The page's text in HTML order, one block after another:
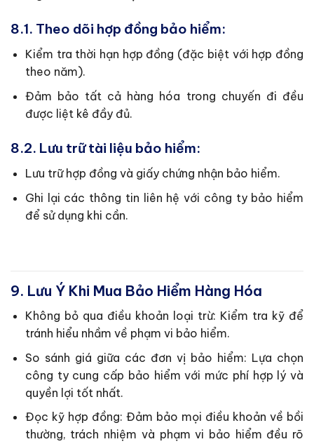
8.1. Theo dõi hợp đồng bảo hiểm:
Kiểm tra thời hạn hợp đồng (đặc biệt với hợp đồng
theo năm).
Đảm bảo tất cả hàng hóa trong chuyến đi đều
được liệt kê đầy đủ.
8.2. Lưu trữ tài liệu bảo hiểm:
Lưu trữ hợp đồng và giấy chứng nhận bảo hiểm.
Ghi lại các thông tin liên hệ với công ty bảo hiểm
để sử dụng khi cần.
9. Lưu Ý Khi Mua Bảo Hiểm Hàng Hóa
Không bỏ qua điều khoản loại trừ: Kiểm tra kỹ để
tránh hiểu nhầm về phạm vi bảo hiểm.
So sánh giá giữa các đơn vị bảo hiểm: Lựa chọn
công ty cung cấp bảo hiểm với mức phí hợp lý và
quyền lợi tốt nhất.
Đọc kỹ hợp đồng: Đảm bảo mọi điều khoản về bồi
thường, trách nhiệm và phạm vi bảo hiểm đều rõ